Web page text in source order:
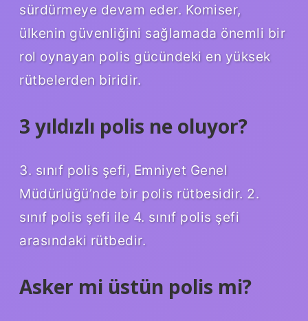
sürdürmeye devam eder. Komiser,
ülkenin güvenliğini sağlamada önemli bir
rol oynayan polis gücündeki en yüksek
rütbelerden biridir.
3 yıldızlı polis ne oluyor?
3. sınıf polis şefi, Emniyet Genel
Müdürlüğü’nde bir polis rütbesidir. 2.
sınıf polis şefi ile 4. sınıf polis şefi
arasındaki rütbedir.
Asker mi üstün polis mi?